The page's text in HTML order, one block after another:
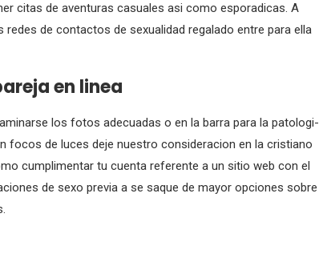
citas de aventuras casuales asi­ como esporadicas. A
de contactos de sexualidad regalado entre para ella
en li­nea
los fotos adecuadas o en la barra para la patologi­
focos de luces deje nuestro consideracion en la cristiano
cumplimentar tu cuenta referente a un sitio web con el
de sexo previa a se saque de mayor opciones sobre